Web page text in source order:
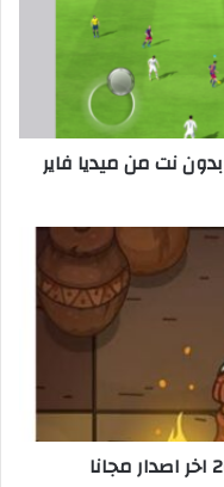
تحميل فيفا 16 للاندرويد APK OBB بدون نت من ميديا فاير